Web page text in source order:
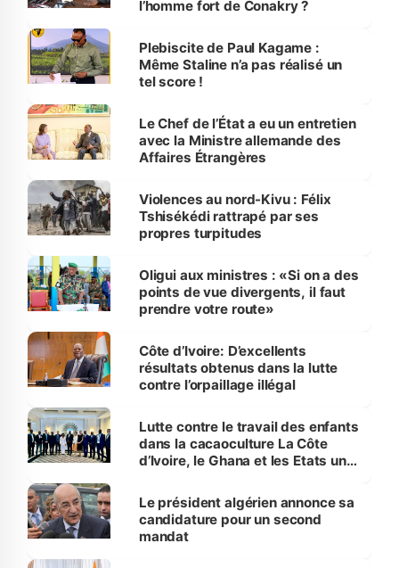
l’homme fort de Conakry ?
Plebiscite de Paul Kagame :
Même Staline n’a pas réalisé un
tel score !
Le Chef de l’État a eu un entretien
avec la Ministre allemande des
Affaires Étrangères
Violences au nord-Kivu : Félix
Tshisékédi rattrapé par ses
propres turpitudes
Oligui aux ministres : «Si on a des
points de vue divergents, il faut
prendre votre route»
Côte d’Ivoire: D’excellents
résultats obtenus dans la lutte
contre l’orpaillage illégal
Lutte contre le travail des enfants
dans la cacaoculture La Côte
d’Ivoire, le Ghana et les Etats unis
Le président algérien annonce sa
candidature pour un second
mandat